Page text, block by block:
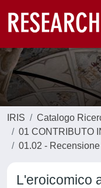
IRIS
Catalogo
01 CONTRIBUTO
01.02 -
L'eroicomico